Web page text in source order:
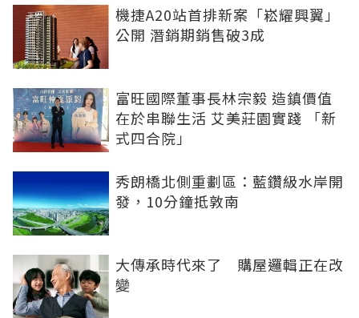
機捷A20站首排新案「崧耀興翼」
公開 潛銷期銷售破3成
富旺國際董事長林宗毅 造鎮價值
在於串聯生活 艾美莊園實踐 「新
式四合院」
秀朗橋北側重劃區：藍鑽級水岸開
發，10分鐘抵敦南
大傳承時代來了 購屋邏輯正在改
變